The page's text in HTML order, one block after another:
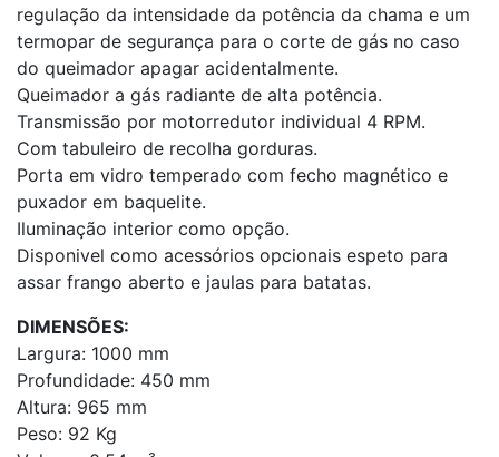
regulação da intensidade da potência da chama e um
termopar de segurança para o corte de gás no caso
do queimador apagar acidentalmente.
Queimador a gás radiante de alta potência.
Transmissão por motorredutor individual 4 RPM.
Com tabuleiro de recolha gorduras.
Porta em vidro temperado com fecho magnético e
puxador em baquelite.
Iluminação interior como opção.
Disponivel como acessórios opcionais espeto para
assar frango aberto e jaulas para batatas.
DIMENSÕES:
Largura: 1000 mm
Profundidade: 450 mm
Altura: 965 mm
Peso: 92 Kg